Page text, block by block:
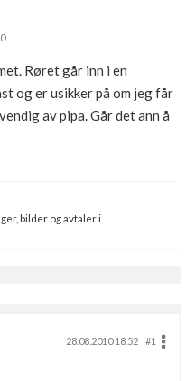
0
Røret går inn i en
og er usikker på om jeg får
av pipa. Går det ann å
bilder og avtaler i
28.08.2010 18.52
#1